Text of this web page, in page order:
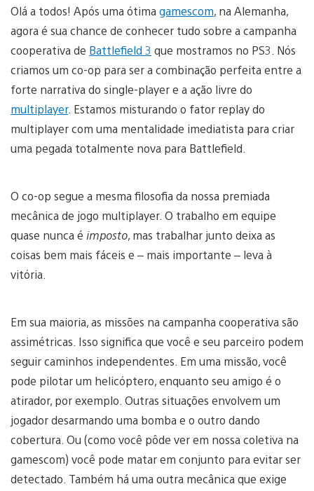
Olá a todos! Após uma ótima gamescom, na Alemanha,
agora é sua chance de conhecer tudo sobre a campanha
cooperativa de Battlefield 3 que mostramos no PS3. Nós
criamos um co-op para ser a combinação perfeita entre a
forte narrativa do single-player e a ação livre do
multiplayer. Estamos misturando o fator replay do
multiplayer com uma mentalidade imediatista para criar
uma pegada totalmente nova para Battlefield.
O co-op segue a mesma filosofia da nossa premiada
mecânica de jogo multiplayer. O trabalho em equipe
quase nunca é imposto, mas trabalhar junto deixa as
coisas bem mais fáceis e – mais importante – leva à
vitória.
Em sua maioria, as missões na campanha cooperativa são
assimétricas. Isso significa que você e seu parceiro podem
seguir caminhos independentes. Em uma missão, você
pode pilotar um helicóptero, enquanto seu amigo é o
atirador, por exemplo. Outras situações envolvem um
jogador desarmando uma bomba e o outro dando
cobertura. Ou (como você pôde ver em nossa coletiva na
gamescom) você pode matar em conjunto para evitar ser
detectado. Também há uma outra mecânica que exige